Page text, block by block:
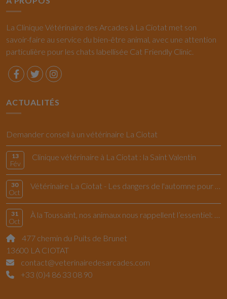
La Clinique Vétérinaire des Arcades à La Ciotat met son
savoir-faire au service du bien-être animal, avec une attention
particulière pour les chats labellisée Cat Friendly Clinic.
ACTUALITÉS
Demander conseil à un vétérinaire La Ciotat
13
Fév
Clinique vétérinaire à La Ciotat : la Saint Valentin
30
Oct
Vétérinaire La Ciotat - Les dangers de l'automne pour le chiens et les chats
31
Oct
À la Toussaint, nos animaux nous rappellent l’essentiel: vivre l’instant présent
477 chemin du Puits de Brunet
13600 LA CIOTAT
contact@veterinairedesarcades.com
+33 (0)4 86 33 08 90